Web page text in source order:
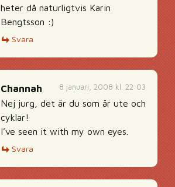
heter då naturligtvis Karin
Bengtsson :)
Svara
8 januari, 2008 kl. 22:03
Channah
Nej jurg, det är du som är ute och
cyklar!
I’ve seen it with my own eyes.
Svara